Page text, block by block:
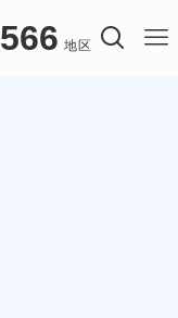
566 地区